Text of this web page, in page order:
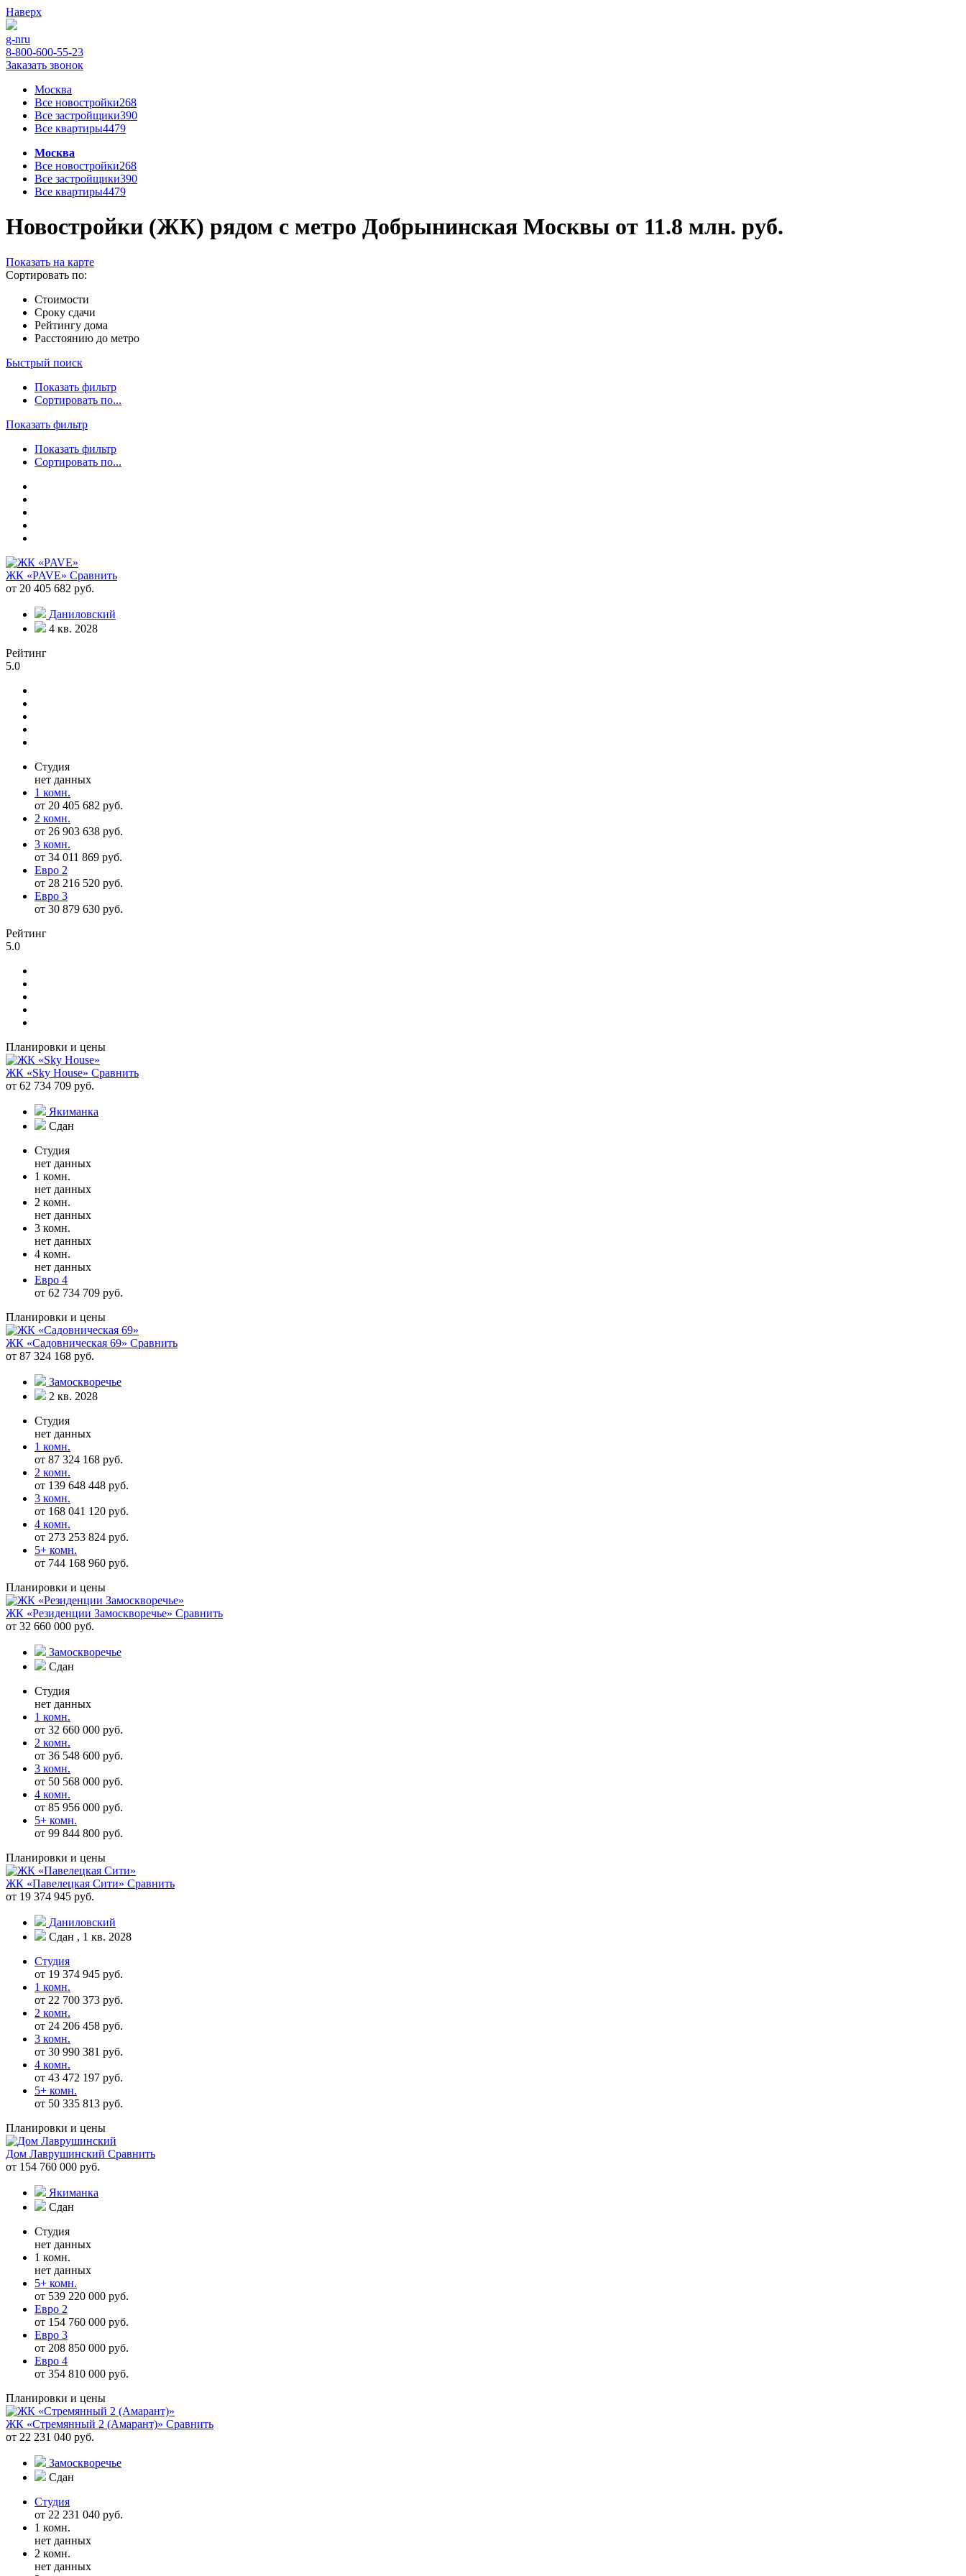
Наверх
g-nru
8-800-600-55-23
Заказать звонок
Москва
Все новостройки268
Все застройщики390
Все квартиры4479
Москва
Все новостройки268
Все застройщики390
Все квартиры4479
Новостройки (ЖК) рядом с метро Добрынинская Москвы от 11.8 млн. руб.
Показать на карте
Сортировать по:
Стоимости
Сроку сдачи
Рейтингу дома
Расстоянию до метро
Быстрый поиск
Показать фильтр
Сортировать по...
Показать фильтр
Показать фильтр
Сортировать по...
ЖК «PAVE» Сравнить
от 20 405 682 руб.
Даниловский
4 кв. 2028
Рейтинг
5.0
Студия
нет данных
1 комн.
от 20 405 682 руб.
2 комн.
от 26 903 638 руб.
3 комн.
от 34 011 869 руб.
Евро 2
от 28 216 520 руб.
Евро 3
от 30 879 630 руб.
Рейтинг
5.0
Планировки и цены
ЖК «Sky House» Сравнить
от 62 734 709 руб.
Якиманка
Сдан
Студия
нет данных
1 комн.
нет данных
2 комн.
нет данных
3 комн.
нет данных
4 комн.
нет данных
Евро 4
от 62 734 709 руб.
Планировки и цены
ЖК «Садовническая 69» Сравнить
от 87 324 168 руб.
Замоскворечье
2 кв. 2028
Студия
нет данных
1 комн.
от 87 324 168 руб.
2 комн.
от 139 648 448 руб.
3 комн.
от 168 041 120 руб.
4 комн.
от 273 253 824 руб.
5+ комн.
от 744 168 960 руб.
Планировки и цены
ЖК «Резиденции Замоскворечье» Сравнить
от 32 660 000 руб.
Замоскворечье
Сдан
Студия
нет данных
1 комн.
от 32 660 000 руб.
2 комн.
от 36 548 600 руб.
3 комн.
от 50 568 000 руб.
4 комн.
от 85 956 000 руб.
5+ комн.
от 99 844 800 руб.
Планировки и цены
ЖК «Павелецкая Сити» Сравнить
от 19 374 945 руб.
Даниловский
Сдан , 1 кв. 2028
Студия
от 19 374 945 руб.
1 комн.
от 22 700 373 руб.
2 комн.
от 24 206 458 руб.
3 комн.
от 30 990 381 руб.
4 комн.
от 43 472 197 руб.
5+ комн.
от 50 335 813 руб.
Планировки и цены
Дом Лаврушинский Сравнить
от 154 760 000 руб.
Якиманка
Сдан
Студия
нет данных
1 комн.
нет данных
5+ комн.
от 539 220 000 руб.
Евро 2
от 154 760 000 руб.
Евро 3
от 208 850 000 руб.
Евро 4
от 354 810 000 руб.
Планировки и цены
ЖК «Стремянный 2 (Амарант)» Сравнить
от 22 231 040 руб.
Замоскворечье
Сдан
Студия
от 22 231 040 руб.
1 комн.
нет данных
2 комн.
нет данных